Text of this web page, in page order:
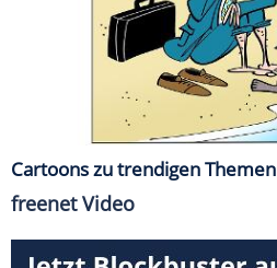
Cartoons zu trendigen Themen
freenet Video